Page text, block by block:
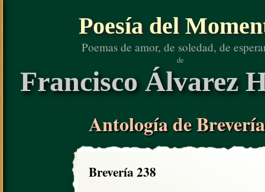
Poesía del
Poemas de amor, de soledad, de
de
Francisco Álvarez
Antología de
Brevería 238